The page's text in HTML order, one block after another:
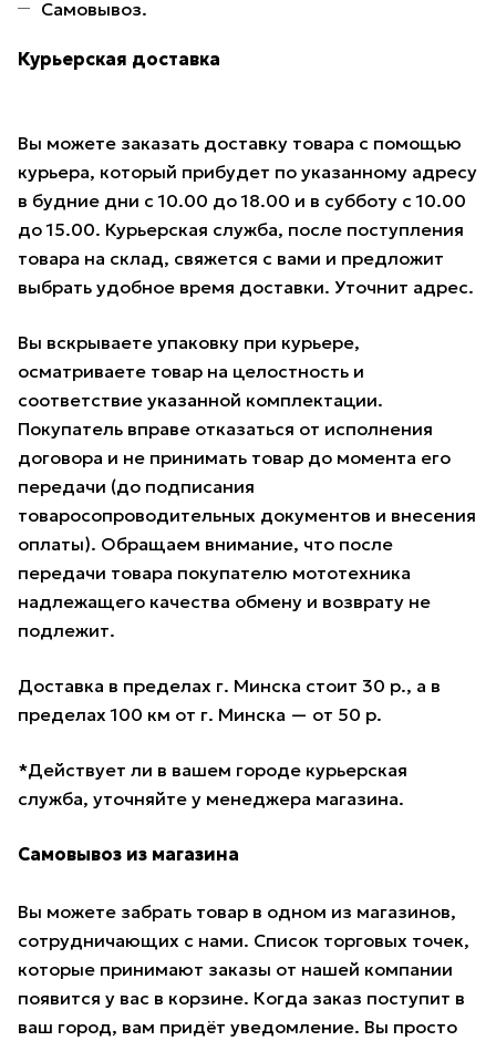
Самовывоз.
Курьерская доставка
Вы можете заказать доставку товара с помощью
курьера, который прибудет по указанному адресу
в будние дни с 10.00 до 18.00 и в субботу с 10.00
до 15.00. Курьерская служба, после поступления
товара на склад, свяжется с вами и предложит
выбрать удобное время доставки. Уточнит адрес.
Вы вскрываете упаковку при курьере,
осматриваете товар на целостность и
соответствие указанной комплектации.
Покупатель вправе отказаться от исполнения
договора и не принимать товар до момента его
передачи (до подписания
товаросопроводительных документов и внесения
оплаты). Обращаем внимание, что после
передачи товара покупателю мототехника
надлежащего качества обмену и возврату не
подлежит.
Доставка в пределах г. Минска стоит 30 р., а в
пределах 100 км от г. Минска — от 50 р.
*Действует ли в вашем городе курьерская
служба, уточняйте у менеджера магазина.
Самовывоз из магазина
Вы можете забрать товар в одном из магазинов,
сотрудничающих с нами. Список торговых точек,
которые принимают заказы от нашей компании
появится у вас в корзине. Когда заказ поступит в
ваш город, вам придёт уведомление. Вы просто